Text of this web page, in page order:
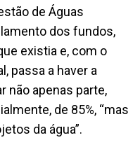
de Águas
dos fundos,
existia e, com o
passa a haver a
não apenas parte,
de 85%, “mas
da água”.